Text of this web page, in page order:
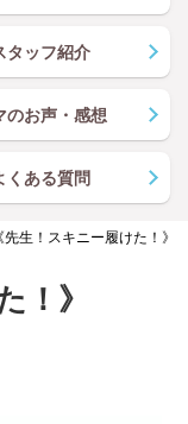
タッフ紹介
のお声・感想
くある質問
《先生！スキニー履けた！》
！》